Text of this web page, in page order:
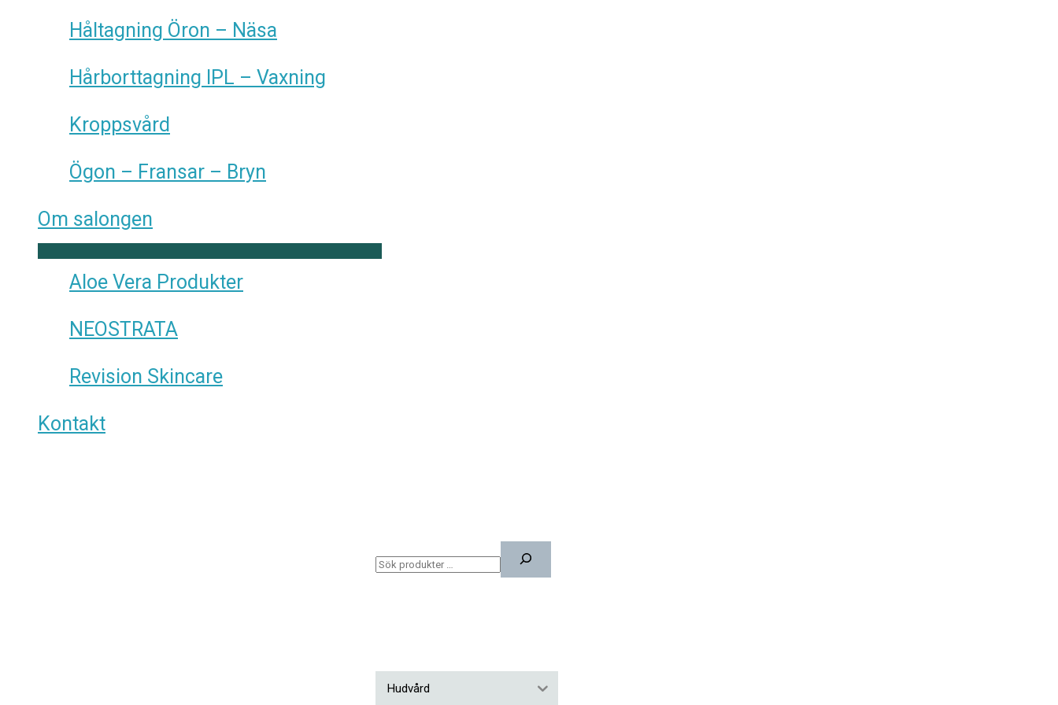
Håltagning Öron – Näsa
Hårborttagning IPL – Vaxning
Kroppsvård
Ögon – Fransar – Bryn
Om salongen
Aloe Vera Produkter
NEOSTRATA
Revision Skincare
Kontakt
Hudvård